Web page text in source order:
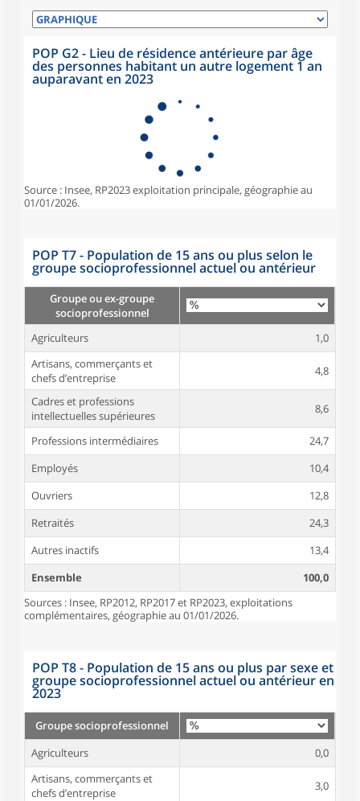
POP G2 - Lieu de résidence antérieure par âge
des personnes habitant un autre logement 1 an
auparavant en 2023
Source : Insee, RP2023 exploitation principale, géographie au
01/01/2026.
POP T7 - Population de 15 ans ou plus selon le
groupe socioprofessionnel actuel ou antérieur
Groupe ou ex-groupe
socioprofessionnel
Agriculteurs
1,0
Artisans, commerçants et
chefs d’entreprise
4,8
Cadres et professions
intellectuelles supérieures
8,6
Professions intermédiaires
24,7
Employés
10,4
Ouvriers
12,8
Retraités
24,3
Autres inactifs
13,4
Ensemble
100,0
Sources : Insee, RP2012, RP2017 et RP2023, exploitations
complémentaires, géographie au 01/01/2026.
POP T8 - Population de 15 ans ou plus par sexe et
groupe socioprofessionnel actuel ou antérieur en
2023
Groupe socioprofessionnel
Agriculteurs
0,0
Artisans, commerçants et
chefs d’entreprise
3,0